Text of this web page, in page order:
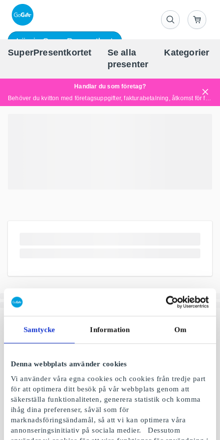
Samtycke Information Om
Denna webbplats använder cookies
Vi använder våra egna cookies och cookies från tredje part
för att optimera ditt besök på vår webbplats genom att
säkerställa funktionaliteten, generera statistik och komma
ihåg dina preferenser, såväl som för
marknadsföringsändamål, så att vi kan optimera våra
annonseringsinitiativ på sociala medier. Dessutom
Lös in SuperPresentkort
SuperPresentkortet
Se alla
presenter
Kategorier
Handlar du som företag?
Behöver du kvitton med företagsuppgifter, fakturabetalning, åtkomst för flera användare eller skräddarsydda lösningar?